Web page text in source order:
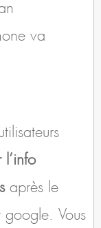
va
l’info
après le
Vous